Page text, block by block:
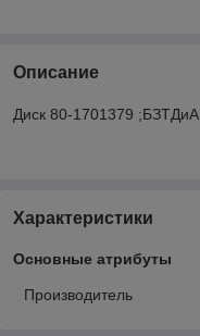
Описание
Диск 80-1701379 ;БЗТДиА
Характеристики
Основные атрибуты
Производитель